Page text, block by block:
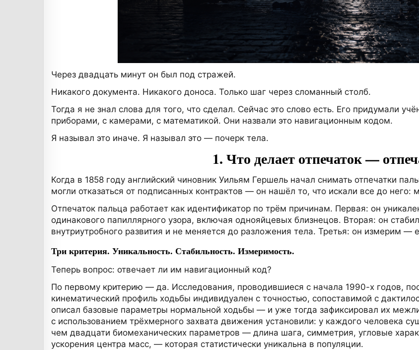
Через двадцать минут он был под стражей.
Никакого документа. Никакого доноса. Только шаг через сломанный столб.
Тогда я не знал слова для того, что сделал. Сейчас это слово есть. Его придумали
приборами, с камерами, с математикой. Они назвали это навигационным кодом.
Я называл это иначе. Я называл это — почерк тела.
1. Что делает отпечаток —
Когда в 1858 году английский чиновник Уильям Гершель начал снимать отпечатки
могли отказаться от подписанных контрактов — он нашёл то, что искали все до него:
Отпечаток пальца работает как идентификатор по трём причинам. Первая: он
одинакового папиллярного узора, включая однояйцевых близнецов. Вторая: он
внутриутробного развития и не меняется до разложения тела. Третья: он измерим —
Три критерия. Уникальность. Стабильность. Измеримость.
Теперь вопрос: отвечает ли им навигационный код?
По первому критерию — да. Исследования, проводившиеся с начала 1990-х годов,
кинематический профиль ходьбы индивидуален с точностью, сопоставимой с
описал базовые параметры нормальной ходьбы — и уже тогда зафиксировал их
с использованием трёхмерного захвата движения установили: у каждого человека
чем двадцати биомеханических параметров — длина шага, симметрия, угловые
ускорения центра масс, — которая статистически уникальна в популяции.